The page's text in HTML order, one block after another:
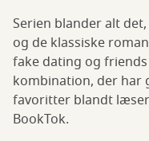
Serien blander alt
og de klassiske
fake dating og
kombination, der
favoritter blandt
BookTok.